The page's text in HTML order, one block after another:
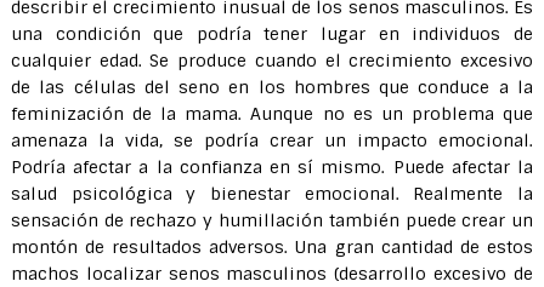
describir el crecimiento inusual de los senos masculinos. Es
una condición que podría tener lugar en individuos de
cualquier edad. Se produce cuando el crecimiento excesivo
de las células del seno en los hombres que conduce a la
feminización de la mama. Aunque no es un problema que
amenaza la vida, se podría crear un impacto emocional.
Podría afectar a la confianza en sí mismo. Puede afectar la
salud psicológica y bienestar emocional. Realmente la
sensación de rechazo y humillación también puede crear un
montón de resultados adversos. Una gran cantidad de estos
machos localizar senos masculinos (desarrollo excesivo de